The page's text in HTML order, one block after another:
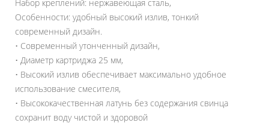
Набор креплений: нержавеющая сталь,
Особенности: удобный высокий излив, тонкий
современный дизайн.
• Современный утонченный дизайн,
• Диаметр картриджа 25 мм,
• Высокий излив обеспечивает максимально удобное
использование смесителя,
• Высококачественная латунь без содержания свинца
сохранит воду чистой и здоровой